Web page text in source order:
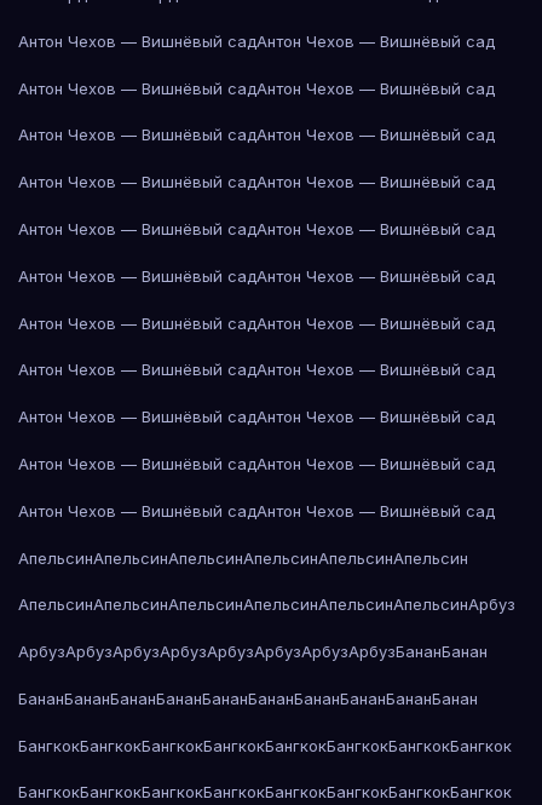
Антон Чехов — Вишнёвый садАнтон Чехов — Вишнёвый сад
Антон Чехов — Вишнёвый садАнтон Чехов — Вишнёвый сад
Антон Чехов — Вишнёвый садАнтон Чехов — Вишнёвый сад
Антон Чехов — Вишнёвый садАнтон Чехов — Вишнёвый сад
Антон Чехов — Вишнёвый садАнтон Чехов — Вишнёвый сад
Антон Чехов — Вишнёвый садАнтон Чехов — Вишнёвый сад
Антон Чехов — Вишнёвый садАнтон Чехов — Вишнёвый сад
Антон Чехов — Вишнёвый садАнтон Чехов — Вишнёвый сад
Антон Чехов — Вишнёвый садАнтон Чехов — Вишнёвый сад
Антон Чехов — Вишнёвый садАнтон Чехов — Вишнёвый сад
Антон Чехов — Вишнёвый садАнтон Чехов — Вишнёвый сад
АпельсинАпельсинАпельсинАпельсинАпельсинАпельсин
АпельсинАпельсинАпельсинАпельсинАпельсинАпельсинАрбуз
АрбузАрбузАрбузАрбузАрбузАрбузАрбузАрбузБананБанан
БананБананБананБананБананБананБананБананБананБанан
БангкокБангкокБангкокБангкокБангкокБангкокБангкокБангкок
БангкокБангкокБангкокБангкокБангкокБангкокБангкокБангкок